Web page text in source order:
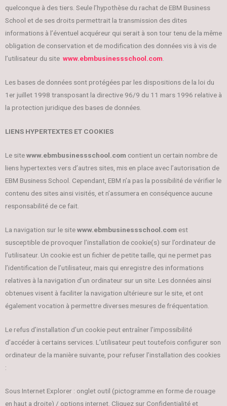
quelconque à des tiers. Seule l’hypothèse du rachat de EBM Business
School et de ses droits permettrait la transmission des dites
informations à l’éventuel acquéreur qui serait à son tour tenu de la même
obligation de conservation et de modification des données vis à vis de
l’utilisateur du site www.ebmbusinessschool.com
Les bases de données sont protégées par les dispositions de la loi du
1er juillet 1998 transposant la directive 96/9 du 11 mars 1996 relative à
la protection juridique des bases de données.
LIENS HYPERTEXTES ET COOKIES
Le sitewww.ebmbusinessschool.com contient un certain nombre de
liens hypertextes vers d’autres sites, mis en place avec l’autorisation de
EBM Business School. Cependant, EBM n’a pas la possibilité de vérifier le
contenu des sites ainsi visités, et n’assumera en conséquence aucune
responsabilité de ce fait.
La navigation sur le sitewww.ebmbusinessschool.com est
susceptible de provoquer l’installation de cookie(s) sur l’ordinateur de
l’utilisateur. Un cookie est un fichier de petite taille, qui ne permet pas
l’identification de l’utilisateur, mais qui enregistre des informations
relatives à la navigation d’un ordinateur sur un site. Les données ainsi
obtenues visent à faciliter la navigation ultérieure sur le site, et ont
également vocation à permettre diverses mesures de fréquentation.
Le refus d’installation d’un cookie peut entraîner l’impossibilité
d’accéder à certains services. L’utilisateur peut toutefois configurer son
ordinateur de la manière suivante, pour refuser l’installation des cookies
:
Sous Internet Explorer : onglet outil (pictogramme en forme de rouage
en haut a droite) / options internet. Cliquez sur Confidentialité et